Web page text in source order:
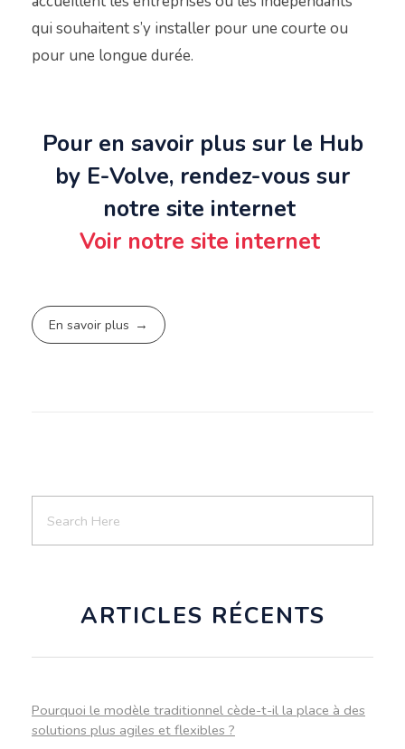
qui souhaitent s’y installer pour une courte ou
pour une longue durée.
Pour en savoir plus sur le Hub
by E-Volve, rendez-vous sur
notre site internet
Voir notre site internet
En savoir plus
ARTICLES RÉCENTS
Pourquoi le modèle traditionnel cède-t-il la place à des
solutions plus agiles et flexibles ?